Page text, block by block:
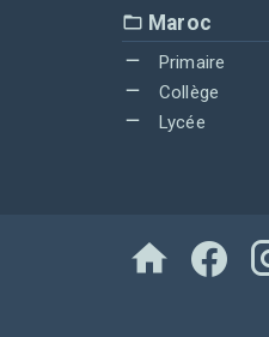
Maroc
Primaire
Collège
Lycée